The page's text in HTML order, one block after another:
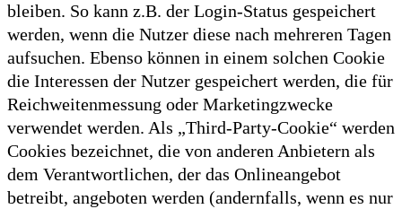
bleiben. So kann z.B. der Login-Status gespeichert
werden, wenn die Nutzer diese nach mehreren Tagen
aufsuchen. Ebenso können in einem solchen Cookie
die Interessen der Nutzer gespeichert werden, die für
Reichweitenmessung oder Marketingzwecke
verwendet werden. Als „Third-Party-Cookie“ werden
Cookies bezeichnet, die von anderen Anbietern als
dem Verantwortlichen, der das Onlineangebot
betreibt, angeboten werden (andernfalls, wenn es nur